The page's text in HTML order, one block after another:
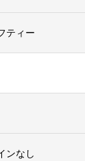
ティー
ンなし